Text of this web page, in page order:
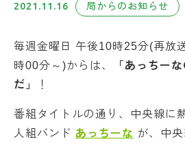
2021.11.16 局からのお知らせ
毎週金曜日 午後10時25分(再放
時00分～)からは、
「あっちー
だ」
！
番組タイトルの通り、中央線に
人組バンド あっちーな が、中